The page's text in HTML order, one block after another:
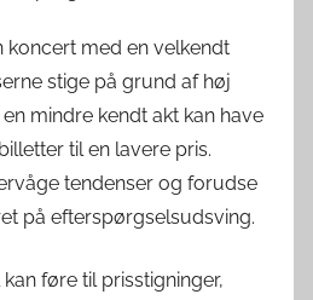
koncert med en velkendt
stige på grund af høj
mindre kendt akt kan have
til en lavere pris.
tendenser og forudse
på efterspørgselsudsving.
føre til prisstigninger,